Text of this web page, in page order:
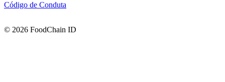
Código de Conduta
© 2026 FoodChain ID